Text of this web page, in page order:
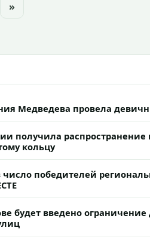
»
Медведева провела
получила
кольцу
победителей
будет введено